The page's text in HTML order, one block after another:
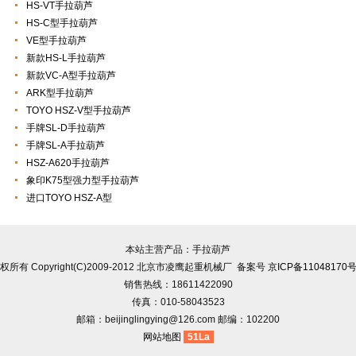
HS-VT手拉葫芦
HS-C型手拉葫芦
VE型手拉葫芦
新款HS-L手拉葫芦
新款VC-A型手拉葫芦
ARK型手拉葫芦
TOYO HSZ-V型手拉葫芦
手牌SL-D手拉葫芦
手牌SL-A手拉葫芦
HSZ-A620手拉葫芦
象印K75型强力型手拉葫芦
进口TOYO HSZ-A型
本站主营产品：手拉葫芦
所有 Copyright(C)2009-2012 北京市凌鹰起重机械厂 备案号 京ICP备11048170
销售热线：18611422090
传真：010-58043523
邮箱：beijinglingying@126.com 邮编：102200
网站地图
51La